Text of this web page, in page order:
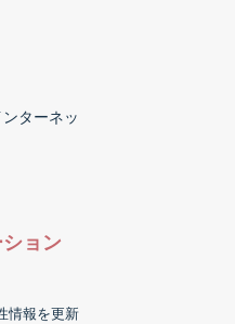
ターネッ
ョン
情報を更新